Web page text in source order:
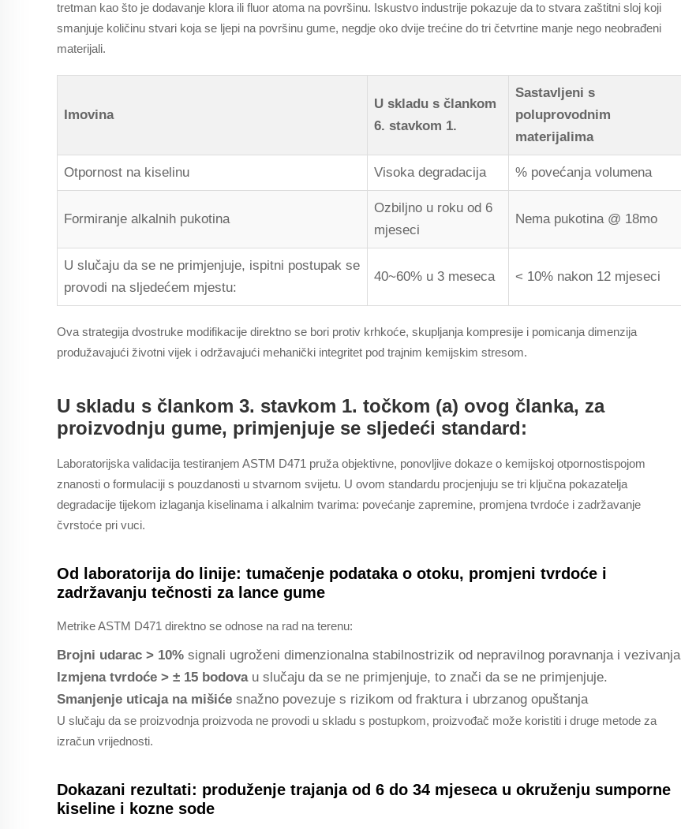
tretman kao što je dodavanje klora ili fluor atoma na površinu. Iskustvo industrije pokazuje da to stvara zaštitni sloj koji
smanjuje količinu stvari koja se ljepi na površinu gume, negdje oko dvije trećine do tri četvrtine manje nego neobrađeni
materijali.
Imovina
U skladu s člankom
6. stavkom 1.
Sastavljeni s
poluprovodnim
materijalima
Otpornost na kiselinu Visoka degradacija % povećanja volumena
Formiranje alkalnih pukotina
Ozbiljno u roku od 6
mjeseci
Nema pukotina @ 18mo
U slučaju da se ne primjenjuje, ispitni postupak se
provodi na sljedećem mjestu:
40~60% u 3 meseca < 10% nakon 12 mjeseci
Ova strategija dvostruke modifikacije direktno se bori protiv krhkoće, skupljanja kompresije i pomicanja dimenzija
produžavajući životni vijek i održavajući mehanički integritet pod trajnim kemijskim stresom.
U skladu s člankom 3. stavkom 1. točkom (a) ovog članka, za
proizvodnju gume, primjenjuje se sljedeći standard:
Laboratorijska validacija testiranjem ASTM D471 pruža objektivne, ponovljive dokaze o kemijskoj otpornostispojom
znanosti o formulaciji s pouzdanosti u stvarnom svijetu. U ovom standardu procjenjuju se tri ključna pokazatelja
degradacije tijekom izlaganja kiselinama i alkalnim tvarima: povećanje zapremine, promjena tvrdoće i zadržavanje
čvrstoće pri vuci.
Od laboratorija do linije: tumačenje podataka o otoku, promjeni tvrdoće i
zadržavanju tečnosti za lance gume
Metrike ASTM D471 direktno se odnose na rad na terenu:
Brojni udarac > 10% signali ugroženi dimenzionalna stabilnostrizik od nepravilnog poravnanja i vezivanja
Izmjena tvrdoće > ± 15 bodova u slučaju da se ne primjenjuje, to znači da se ne primjenjuje.
Smanjenje uticaja na mišiće snažno povezuje s rizikom od fraktura i ubrzanog opuštanja
U slučaju da se proizvodnja proizvoda ne provodi u skladu s postupkom, proizvođač može koristiti i druge metode za
izračun vrijednosti.
Dokazani rezultati: produženje trajanja od 6 do 34 mjeseca u okruženju sumporne
kiseline i kozne sode